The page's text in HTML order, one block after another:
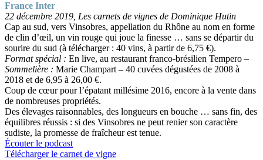
France Inter
22 décembre 2019, Les carnets de vignes de Dominique Hutin
Cap au sud, vers Vinsobres, appellation du Rhône au nom en forme
de clin d’œil, un vin rouge qui joue la finesse … sans se départir du
sourire du sud (à télécharger : 40 vins, à partir de 6,75 €).
Format spécial : En live, au restaurant franco-brésilien Tempero –
Sommelière : Marie Champart – 40 cuvées dégustées de 2008 à
2018 et de 6,95 à 26,00 €.
Coup de cœur pour l’épatant millésime 2016, encore à la vente dans
de nombreuses propriétés.
Des élevages raisonnables, des longueurs en bouche … sans fin, des
équilibres réussis : si des Vinsobres ne peut renier son caractère
sudiste, la promesse de fraîcheur est tenue.
Écouter le podcast
Télécharger le carnet de vigne